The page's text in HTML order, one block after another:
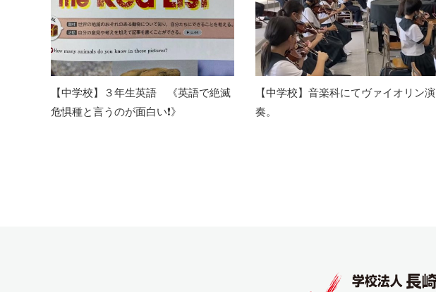
【中学校】３年生英語 《英語で絶滅
危惧種と言うのが面白い❗️》
【中学校】音楽科にてヴァイオリン演
奏。